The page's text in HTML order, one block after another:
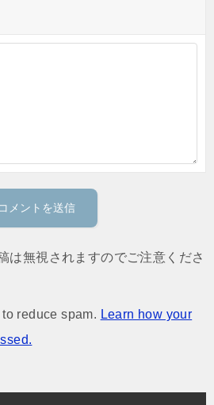
は無視されますのでご注意くださ
reduce spam. Learn how your